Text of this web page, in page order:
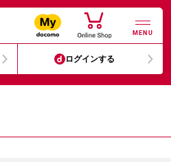
MENU
ログインする